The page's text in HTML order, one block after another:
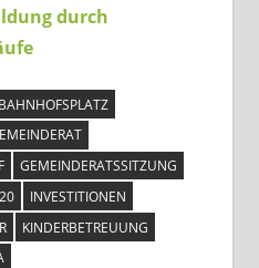
durch
BAHNHOFSPLATZ
GEMEINDERATSSITZUNG
INVESTITIONEN
KINDERBETREUUNG